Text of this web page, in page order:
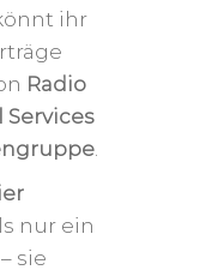
ihr
Radio
Services
.
nur ein
sie